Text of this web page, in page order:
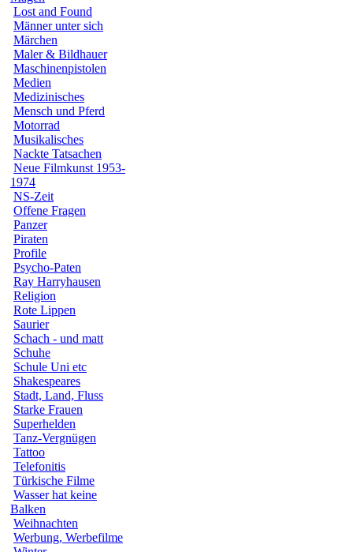
Lost and Found
Männer unter sich
Märchen
Maler & Bildhauer
Maschinenpistolen
Medien
Medizinisches
Mensch und Pferd
Motorrad
Musikalisches
Nackte Tatsachen
Neue Filmkunst 1953-
1974
NS-Zeit
Offene Fragen
Panzer
Piraten
Profile
Psycho-Paten
Ray Harryhausen
Religion
Rote Lippen
Saurier
Schach - und matt
Schuhe
Schule Uni etc
Shakespeares
Stadt, Land, Fluss
Starke Frauen
Superhelden
Tanz-Vergnügen
Tattoo
Telefonitis
Türkische Filme
Wasser hat keine
Balken
Weihnachten
Werbung, Werbefilme